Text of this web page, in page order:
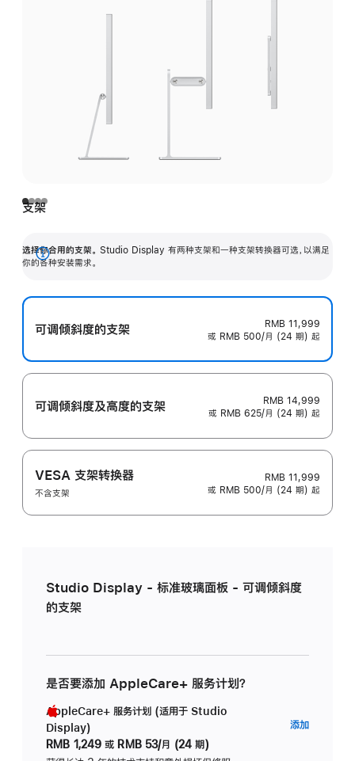
支架
选择你合用的支架。 Studio Display 有两种支架和一种支架转换器可选，以满足
你的各种安装需求。
展
可调倾斜度的支架
RMB 11,999
或 RMB 500/月 (24 期) 起
可调倾斜度及高‍度的支‍架
RMB 14,999
或 RMB 625/月 (24 期) 起
VESA 支架转换器
不含支架
RMB 11,999
或 RMB 500/月 (24 期) 起
Studio Display - 标准玻璃面板 - 可调倾斜度
的支架
是否要添加 AppleCare+ 服务计划？
AppleCare+ 服务计划 (适用于 Studio
Display)
RMB 1,249 或 RMB 53/月 (24 期)
添加